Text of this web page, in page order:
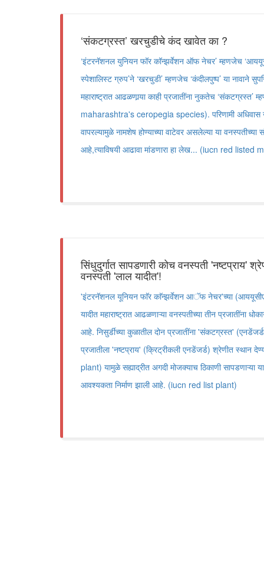
‘संकटग्रस्त’ खरचुडीचे कंद खावेत का ?
‘इंटरनॅशनल युनियन फॉर कॉन्झर्वेशन ऑफ नेचर’ म्हणजेच
स्पेशालिस्ट ग्रुप’ने ‘खरचुडी’ म्हणजेच ‘कंदीलपुष्प’ या नावाने
महाराष्ट्रात आढळणार्‍या काही प्रजातींना नुकतेच
maharashtra's ceropegia species). परिणामी अधिवास
वापरल्यामुळे नामशेष होण्याच्या वाटेवर असलेल्या या वनस्पतीच्या
आहे,त्याविषयी आढावा मांडणारा हा लेख... (iucn red listed
सिंधुदुर्गात सापडणारी कोच वनस्पती 'नष्टप्राय'
वनस्पती 'लाल यादीत'!
'इंटरनॅशनल यूनियन फाॅर काॅन्झर्वेशन आॅफ नेचर'च्या
यादीत महाराष्ट्रात आढळणाऱ्या वनस्पतीच्या तीन प्रजातींना
आहे. निसुर्डीच्या कुळातील दोन प्रजातींना 'संकटग्रस्त'
प्रजातीला 'नष्टप्राय' (क्रिट्रीकली एनडेंजर्ड) श्रेणीत
plant) यामुळे सह्याद्रीत अगदी मोजक्याच ठिकाणी सापडणाऱ्या या
आवश्यकता निर्माण झाली आहे. (iucn red list plant)